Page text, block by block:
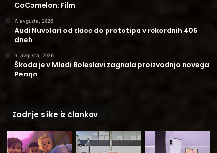
CoComelon: Film
7. avgusta, 2026
Audi Nuvolari od skice do prototipa v rekordnih 405
dneh
6. avgusta, 2026
Škoda je v Mladi Boleslavi zagnala proizvodnjo novega
Peaqa
Zadnje slike iz člankov